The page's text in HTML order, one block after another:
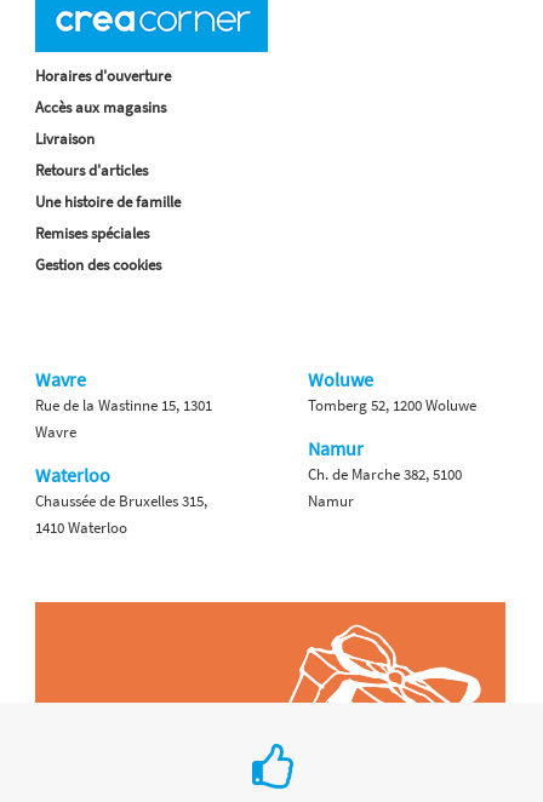
Horaires d'ouverture
Accès aux magasins
Livraison
Retours d'articles
Une histoire de famille
Remises spéciales
Gestion des cookies
Wavre
Rue de la Wastinne 15, 1301
Wavre
Waterloo
Chaussée de Bruxelles 315,
1410 Waterloo
Woluwe
Tomberg 52, 1200 Woluwe
Namur
Ch. de Marche 382, 5100
Namur